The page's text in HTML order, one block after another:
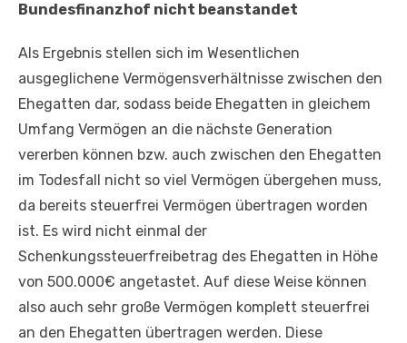
Bundesfinanzhof nicht beanstandet
Als Ergebnis stellen sich im Wesentlichen
ausgeglichene Vermögensverhältnisse zwischen den
Ehegatten dar, sodass beide Ehegatten in gleichem
Umfang Vermögen an die nächste Generation
vererben können bzw. auch zwischen den Ehegatten
im Todesfall nicht so viel Vermögen übergehen muss,
da bereits steuerfrei Vermögen übertragen worden
ist. Es wird nicht einmal der
Schenkungssteuerfreibetrag des Ehegatten in Höhe
von 500.000€ angetastet. Auf diese Weise können
also auch sehr große Vermögen komplett steuerfrei
an den Ehegatten übertragen werden. Diese